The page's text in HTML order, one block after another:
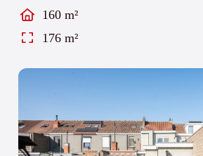
160 m²
176 m²